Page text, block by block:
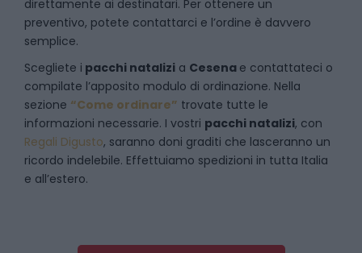
direttamente ai destinatari. Per ottenere un
preventivo, potete contattarci e l’ordine è davvero
semplice.
Scegliete i pacchi natalizi a Cesena e contattateci o
compilate l’apposito modulo di ordinazione. Nella
sezione “Come ordinare” trovate tutte le
informazioni necessarie. I vostri pacchi natalizi, con
Regali Digusto, saranno doni graditi che lasceranno un
ricordo indelebile. Effettuiamo spedizioni in tutta Italia
e all’estero.